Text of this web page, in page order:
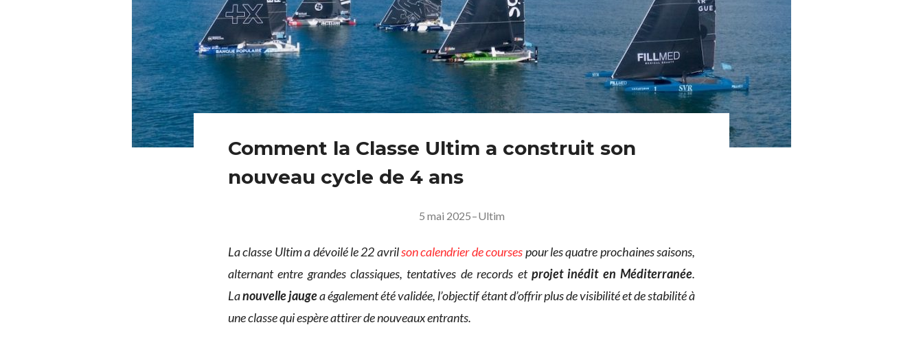
Comment la Classe Ultim a construit son
nouveau cycle de 4 ans
5 mai 2025–Ultim
La classe Ultim a dévoilé le 22 avrilson calendrier de coursespour les quatre prochaines saisons,
alternant entre grandes classiques, tentatives de records et projet inédit en Méditerranée.
Lanouvelle jaugea également été validée, l’objectif étant d’offrir plus de visibilité et de stabilité à
une classe qui espère attirer de nouveaux entrants.